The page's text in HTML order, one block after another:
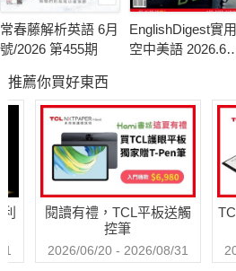
常春藤解析英語 6月
號/2026 第455期
EnglishDigest實用
空中美語 2026.6
推薦你買好東西
閱讀有禮，TCL平板送觸
控筆
2026/06/20 - 2026/08/31